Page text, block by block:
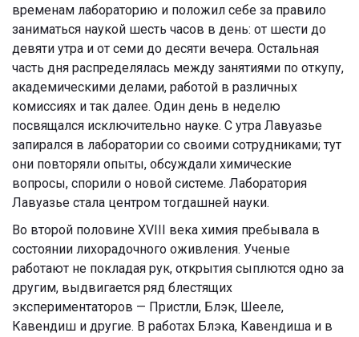
временам лабораторию и положил себе за правило
заниматься наукой шесть часов в день: от шести до
девяти утра и от семи до десяти вечера. Остальная
часть дня распределялась между занятиями по откупу,
академическими делами, работой в различных
комиссиях и так далее. Один день в неделю
посвящался исключительно науке. С утра Лавуазье
запирался в лаборатории со своими сотрудниками; тут
они повторяли опыты, обсуждали химические
вопросы, спорили о новой системе. Лаборатория
Лавуазье стала центром тогдашней науки.
Во второй половине XVIII века химия пребывала в
состоянии лихорадочного оживления. Ученые
работают не покладая рук, открытия сыплются одно за
другим, выдвигается ряд блестящих
экспериментаторов — Пристли, Блэк, Шееле,
Кавендиш и другие. В работах Блэка, Кавендиша и в